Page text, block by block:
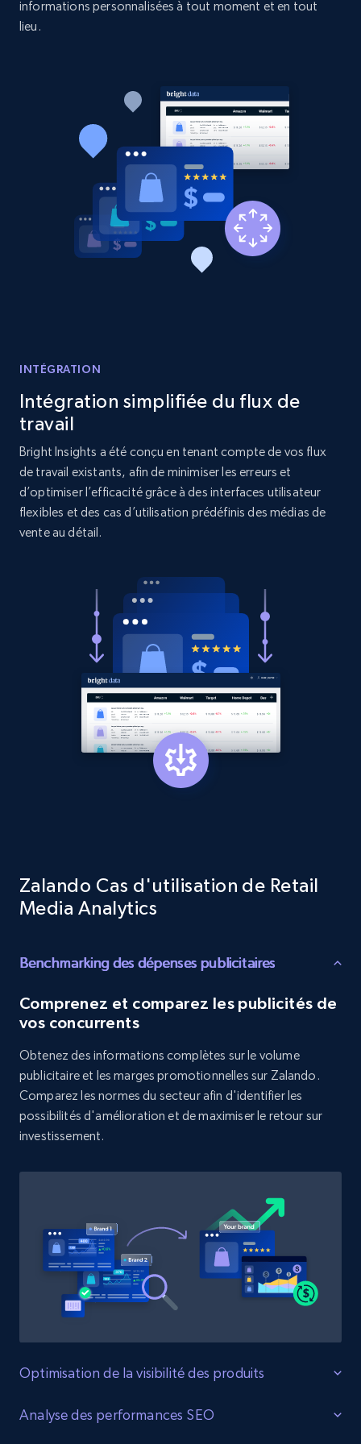
322+ Commencer
Etsy - Collects data from shop's URL
URL, Product id, Listing inventory id, Title, Rating,
Reviews count shop, Reviews count item, Initial
price, and more.
Amazon products search
price, Currency, Sold, and more.
1.6K+ 180+ Commencer
Target
175+
Target - Gather data on products using
specified keywords
URL, Product id, Title, Product description,
Rating, Reviews count, Initial price, Discount,
Target - Discover products by category url
Rating, Reviews count, Initial price, Discount,
1.3K+ 175+
Target - Discover products by specified
UPC
URL, Product id, Title, Product description,
1.3K+ Commencer
Zara - Products
Currency, Colour code, Colour, Description, and
informations personnalisées à tout moment et en tout
lieu.
INTÉGRATION
Intégration simplifiée du flux de
travail
Bright Insights a été conçu en tenant compte de vos flux
de travail existants, afin de minimiser les erreurs et
d’optimiser l’efficacité grâce à des interfaces utilisateur
flexibles et des cas d’utilisation prédéfinis des médias de
vente au détail.
Zalando Cas d'utilisation de Retail
Media Analytics
Benchmarking des dépenses publicitaires
Comprenez et comparez les publicités de
vos concurrents
Obtenez des informations complètes sur le volume
publicitaire et les marges promotionnelles sur Zalando.
Comparez les normes du secteur afin d'identifier les
possibilités d'amélioration et de maximiser le retour sur
investissement.
Optimisation de la visibilité des produits
Optimisez la visibilité et l'impact
Analyse des performances SEO